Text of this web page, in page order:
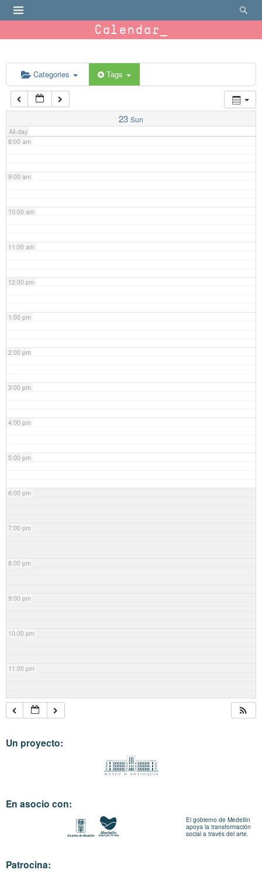
Calendar
Categories Tags
23 Sun
All-day
6:00 am
7:00 am
8:00 am
9:00 am
10:00 am
11:00 am
12:00 pm
1:00 pm
2:00 pm
3:00 pm
4:00 pm
5:00 pm
6:00 pm
7:00 pm
8:00 pm
9:00 pm
10:00 pm
11:00 pm
Un proyecto:
En asocio con:
El gobierno de Medellín
apoya la transformación
social a través del arte.
Patrocina: